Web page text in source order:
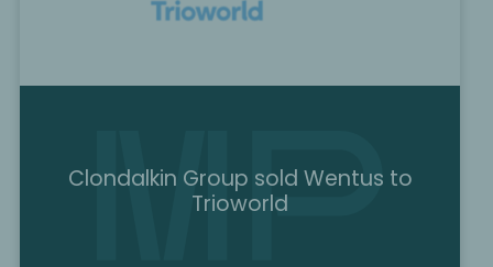
Clondalkin Group sold Wentus to
Trioworld